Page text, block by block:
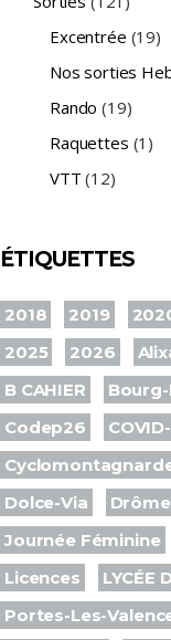
Excentrée (19)
Nos sorties
Rando (19)
Raquettes (1)
VTT (12)
ÉTIQUETTES
2018 2019
2025
2026
B CAHIER
Codep26
Dolce-Via
Drôme
Journée Féminine
Licences
LYCÉE
Portes-Les-